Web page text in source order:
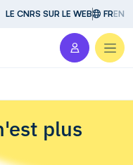
LE CNRS SUR LE WEB FREN
plus